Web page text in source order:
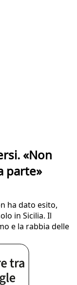
«Non
parte»
ha dato esito,
in Sicilia. Il
e la rabbia delle